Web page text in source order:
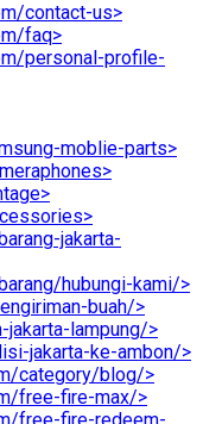
contact-us>
faq>
personal-profile-
moblie-parts>
jakarta-
hubungi-kami/>
buah/>
jakarta-lampung/>
jakarta-ke-ambon/>
category/blog/>
free-fire-max/>